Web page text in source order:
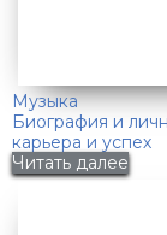
Музыка
Биография и
карьера и успех
Читать далее